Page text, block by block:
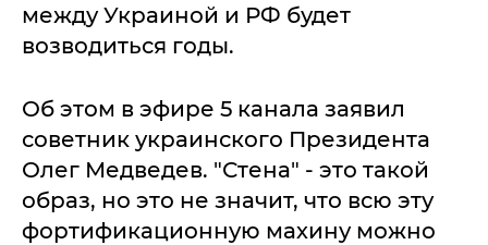
между Украиной и РФ будет
возводиться годы.
Об этом в эфире 5 канала заявил
советник украинского Президента
Олег Медведев. "Стена" - это такой
образ, но это не значит, что всю эту
фортификационную махину можно